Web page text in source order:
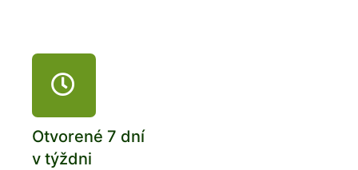
Otvorené 7 dní
v týždni